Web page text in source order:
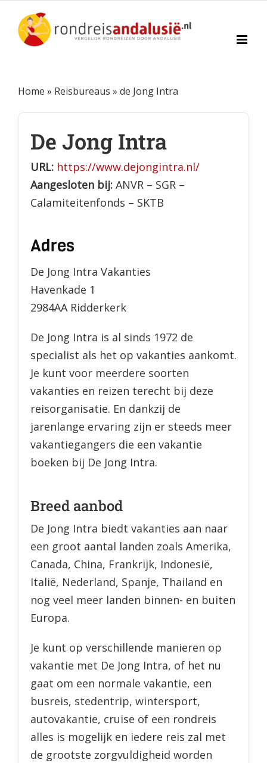
naar
inhoud
Home » Reisbureaus » de Jong Intra
De Jong Intra
URL: https://www.dejongintra.nl/
Aangesloten bij:ANVR – SGR –
Calamiteitenfonds – SKTB
Adres
De Jong Intra Vakanties
Havenkade 1
2984AA Ridderkerk
De Jong Intra is al sinds 1972 de
specialist als het op vakanties aankomt.
Je kunt voor meerdere soorten
vakanties en reizen terecht bij deze
reisorganisatie. En dankzij de
jarenlange ervaring zijn er steeds meer
vakantiegangers die een vakantie
boeken bij De Jong Intra.
Breed aanbod
De Jong Intra biedt vakanties aan naar
een groot aantal landen zoals Amerika,
Canada, China, Frankrijk, Indonesië,
Italië, Nederland, Spanje, Thailand en
nog veel meer landen binnen- en buiten
Europa.
Je kunt op verschillende manieren op
vakantie met De Jong Intra, of het nu
gaat om een normale vakantie, een
busreis, stedentrip, wintersport,
autovakantie, cruise of een rondreis
alles is mogelijk en iedere reis zal met
de grootste zorgvuldigheid worden